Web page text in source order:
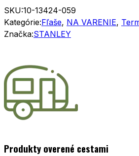
SKU:10-13424-059
Kategórie:Fľaše, NA VARENIE,
Značka:STANLEY
Produkty overené cestami